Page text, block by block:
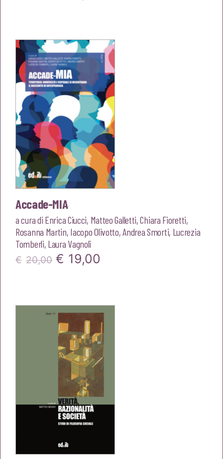
era:
€20,00.
è:
€19,00.
Accade-MIA
a cura di Enrica Ciucci, Matteo Galletti,Chiara Fioretti,
Rosanna Martin, Iacopo Olivotto,Andrea Smorti, Lucrezia
Tomberli, Laura Vagnoli
€ 20,00 Il
era:
€20,00.
€ 19,00
è:
€19,00.